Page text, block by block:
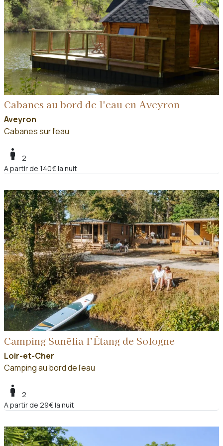
Cabanes au bord de l'eau en Aveyron
Aveyron
Cabanes sur l'eau
boy
2
A partir de 140€ la nuit
Camping Sunêlia l’Étang de Sologne
Loir-et-Cher
Camping au bord de l'eau
boy
2
A partir de 29€ la nuit